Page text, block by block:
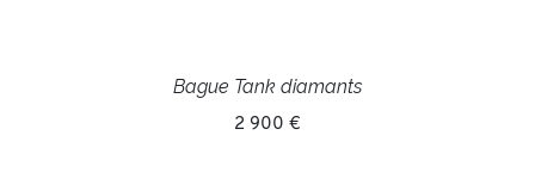
Bague Tank diamants
2 900 €